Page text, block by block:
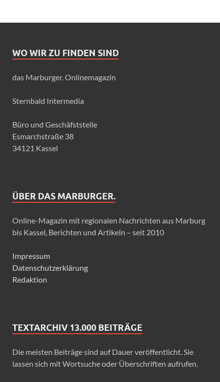
WO WIR ZU FINDEN SIND
das Marburger. Onlinemagazin
Sternbald Intermedia
Büro und Geschäfststelle
Esmarchstraße 38
34121 Kassel
ÜBER DAS MARBURGER.
Online-Magazin mit regionalen Nachrichten aus Marburg
bis Kassel, Berichten und Artikeln – seit 2010
Impressum
Datenschutzerklärung
Redaktion
TEXTARCHIV 13.000 BEITRÄGE
Die meisten Beiträge sind auf Dauer veröffentlicht. Sie
lassen sich mit Wortsuche oder Überschriften aufrufen.